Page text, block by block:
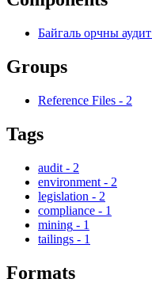
Байгаль орчны аудит
Groups
Reference Files - 2
Tags
audit - 2
environment - 2
legislation - 2
compliance - 1
mining - 1
tailings - 1
Formats